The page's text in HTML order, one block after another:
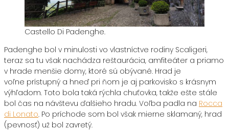
Castello Di Padenghe.
Padenghe bol v minulosti vo vlastníctve rodiny Scaligeri,
teraz sa tu však nachádza reštaurácia, amfiteáter a priamo
v hrade menšie domy, ktoré sú obývané. Hrad je
voľne prístupný a hneď pri ňom je aj parkovisko s krásnym
výhľadom. Toto bola taká rýchla chuťovka, takže ešte stále
bol čas na návštevu ďalšieho hradu. Voľba padla na Rocca
di Lonato. Po príchode som bol však mierne sklamaný, hrad
(pevnosť) už bol zavretý.